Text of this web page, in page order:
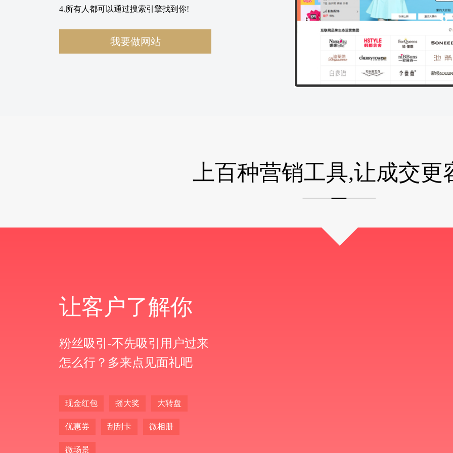
4.所有人都可以通过搜索引擎找到你!
我要做网站
上百种营销工具,让成交更
让客户了解你
粉丝吸引-不先吸引用户过来
怎么行？多来点见面礼吧
现金红包 摇大奖 大转盘
优惠券 刮刮卡 微相册
微场景